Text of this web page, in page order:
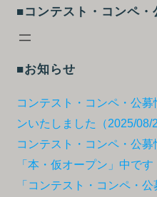
■コンテスト・コンペ
■お知らせ
コンテスト・コンペ・公
ンいたしました（2025/08/
コンテスト・コンペ・公
「本・仮オープン」中です
「コンテスト・コンペ・